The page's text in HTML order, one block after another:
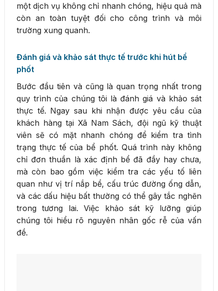
một dịch vụ không chỉ nhanh chóng, hiệu quả mà
còn an toàn tuyệt đối cho công trình và môi
trường xung quanh.
Đánh giá và khảo sát thực tế trước khi hút bể
phốt
Bước đầu tiên và cũng là quan trọng nhất trong
quy trình của chúng tôi là đánh giá và khảo sát
thực tế. Ngay sau khi nhận được yêu cầu của
khách hàng tại Xã Nam Sách, đội ngũ kỹ thuật
viên sẽ có mặt nhanh chóng để kiểm tra tình
trạng thực tế của bể phốt. Quá trình này không
chỉ đơn thuần là xác định bể đã đầy hay chưa,
mà còn bao gồm việc kiểm tra các yếu tố liên
quan như vị trí nắp bể, cấu trúc đường ống dẫn,
và các dấu hiệu bất thường có thể gây tắc nghẽn
trong tương lai. Việc khảo sát kỹ lưỡng giúp
chúng tôi hiểu rõ nguyên nhân gốc rễ của vấn
đề.